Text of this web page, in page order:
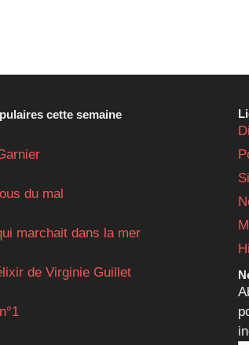
cette semaine
du mal
marchait dans la mer
de Virginie Guillet